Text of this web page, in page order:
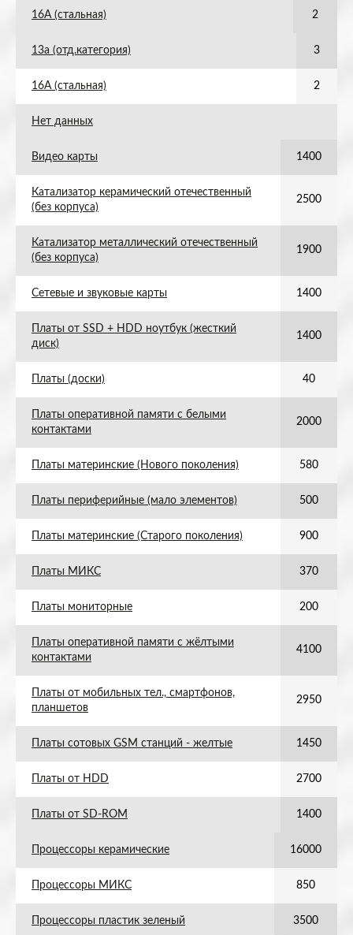
16А (стальная) 2
13а (отд.категория) 3
16А (стальная) 2
Нет данных
Видео карты 1400
Катализатор керамический отечественный
(без корпуса)
2500
Катализатор металлический отечественный
(без корпуса)
1900
Сетевые и звуковые карты 1400
Платы от SSD + HDD ноутбук (жесткий
диск)
1400
Платы (доски) 40
Платы оперативной памяти с белыми
контактами
2000
Платы материнские (Нового поколения) 580
Платы периферийные (мало элементов) 500
Платы материнские (Старого поколения) 900
Платы МИКС 370
Платы мониторные 200
Платы оперативной памяти с жёлтыми
контактами
4100
Платы от мобильных тел., смартфонов,
планшетов
2950
Платы сотовых GSM станций - желтые 1450
Платы от HDD 2700
Платы от SD-ROM 1400
Процессоры керамические 16000
Процессоры МИКС 850
Процессоры пластик зеленый 3500